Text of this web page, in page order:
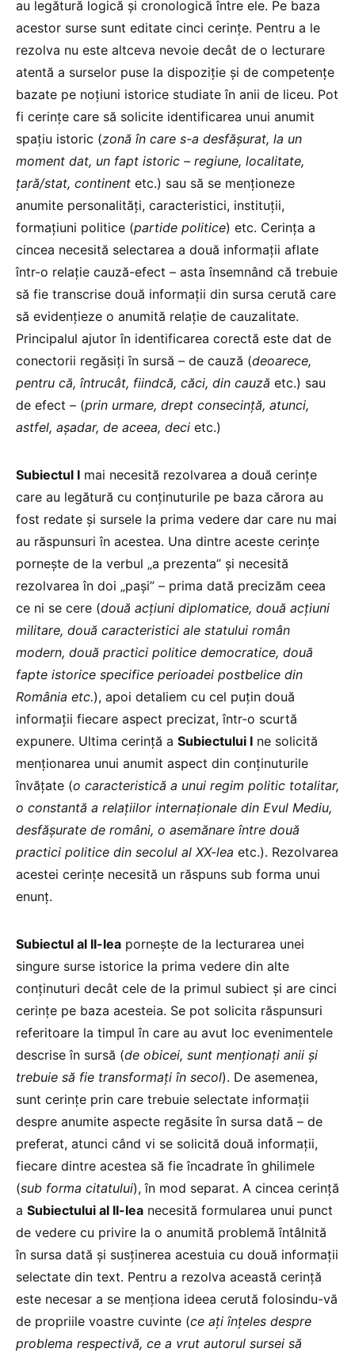
au legătură logică și cronologică între ele. Pe baza
acestor surse sunt editate cinci cerințe. Pentru a le
rezolva nu este altceva nevoie decât de o lecturare
atentă a surselor puse la dispoziție și de competențe
bazate pe noțiuni istorice studiate în anii de liceu. Pot
fi cerințe care să solicite identificarea unui anumit
spațiu istoric (zonă în care s-a desfășurat, la un
moment dat, un fapt istoric – regiune, localitate,
țară/stat, continent etc.) sau să se menționeze
anumite personalități, caracteristici, instituții,
formațiuni politice (partide politice) etc. Cerința a
cincea necesită selectarea a două informații aflate
într-o relație cauză-efect – asta însemnând că trebuie
să fie transcrise două informații din sursa cerută care
să evidențieze o anumită relație de cauzalitate.
Principalul ajutor în identificarea corectă este dat de
conectorii regăsiți în sursă – de cauză (deoarece,
pentru că, întrucât, fiindcă, căci, din cauză etc.) sau
de efect – (prin urmare, drept consecință, atunci,
astfel, așadar, de aceea, deci etc.)
Subiectul I mai necesită rezolvarea a două cerințe
care au legătură cu conținuturile pe baza cărora au
fost redate și sursele la prima vedere dar care nu mai
au răspunsuri în acestea. Una dintre aceste cerințe
pornește de la verbul „a prezenta” și necesită
rezolvarea în doi „pași” – prima dată precizăm ceea
ce ni se cere (două acțiuni diplomatice, două acțiuni
militare, două caracteristici ale statului român
modern, două practici politice democratice, două
fapte istorice specifice perioadei postbelice din
România etc.), apoi detaliem cu cel puțin două
informații fiecare aspect precizat, într-o scurtă
expunere. Ultima cerință a Subiectului I ne solicită
menționarea unui anumit aspect din conținuturile
învățate (o caracteristică a unui regim politic totalitar,
o constantă a relațiilor internaționale din Evul Mediu,
desfășurate de români, o asemănare între două
practici politice din secolul al XX-lea etc.). Rezolvarea
acestei cerințe necesită un răspuns sub forma unui
enunț.
Subiectul al II-lea pornește de la lecturarea unei
singure surse istorice la prima vedere din alte
conținuturi decât cele de la primul subiect și are cinci
cerințe pe baza acesteia. Se pot solicita răspunsuri
referitoare la timpul în care au avut loc evenimentele
descrise în sursă (de obicei, sunt menționați anii și
trebuie să fie transformați în secol). De asemenea,
sunt cerințe prin care trebuie selectate informații
despre anumite aspecte regăsite în sursa dată – de
preferat, atunci când vi se solicită două informații,
fiecare dintre acestea să fie încadrate în ghilimele
(sub forma citatului), în mod separat. A cincea cerință
a Subiectului al II-lea necesită formularea unui punct
de vedere cu privire la o anumită problemă întâlnită
în sursa dată și susținerea acestuia cu două informații
selectate din text. Pentru a rezolva această cerință
este necesar a se menționa ideea cerută folosindu-vă
de propriile voastre cuvinte (ce ați înțeles despre
problema respectivă, ce a vrut autorul sursei să